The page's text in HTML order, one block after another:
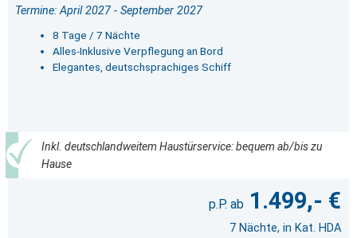
Termine: April 2027 - September 2027
8 Tage / 7 Nächte
Alles-Inklusive Verpflegung an Bord
Elegantes, deutschsprachiges Schiff
Inkl. deutschlandweitem Haustürservice: bequem ab/bis zu
Hause
1.499,- €
7 Nächte, in Kat. HDA